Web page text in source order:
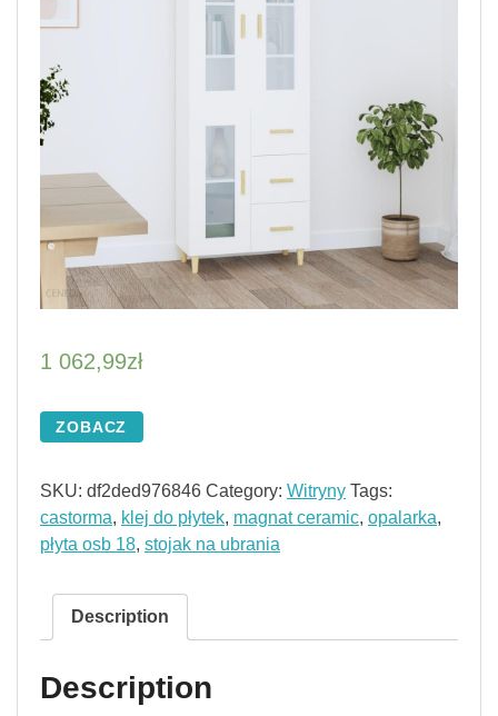
1 062,99zł
ZOBACZ
SKU: df2ded976846 Category: Witryny Tags:
castorma, klej do płytek, magnat ceramic, opalarka,
płyta osb 18, stojak na ubrania
Description
Description